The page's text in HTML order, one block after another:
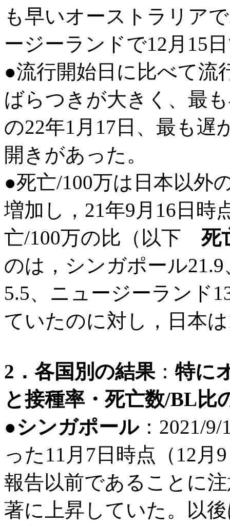
も早いオーストラリア
ージーランドで12月15
●流行開始日に比べて流
ばらつきが大きく、最
の22年1月17日、最も遅
開きがあった。
●死亡/100万は日本以外
増加し ，21年9月16日
亡/100万の比（以下死
のは，シンガポール
5.5、ニュージーランド
ていたのに対し，日本
2．各国別の結果： 特に
と接種率・死亡数/BL比
●シンガポール：2021/
った11月7日時点（12
報告以前であることに
著に上昇していた。以